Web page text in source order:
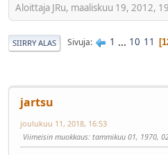
Aloittaja JRu, maaliskuu 19, 2012,
SIIRRY ALAS Sivuja 1 ... 10 11
jartsu
joulukuu 11, 2018, 16:53
Viimeisin muokkaus: tammikuu 01, 1970,